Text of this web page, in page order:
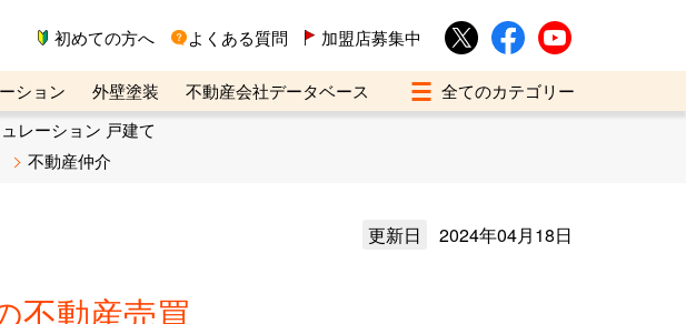
初めての方へ よくある質問 加盟店募集中
ション 外壁塗装
不動産会社データベース
売却ご相談デスク
レーション 戸建て
不動産仲介
更新日 2024年04月18日
不動産売買